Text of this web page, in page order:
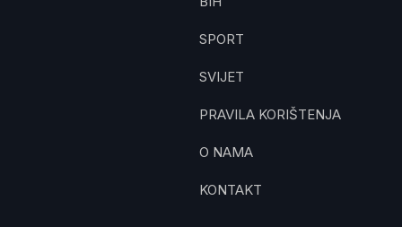
SPORT
SVIJET
PRAVILA KORIŠTENJA
O NAMA
KONTAKT